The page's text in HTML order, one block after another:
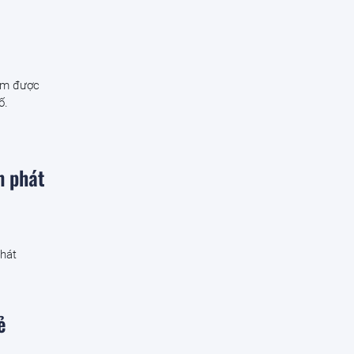
được
phát